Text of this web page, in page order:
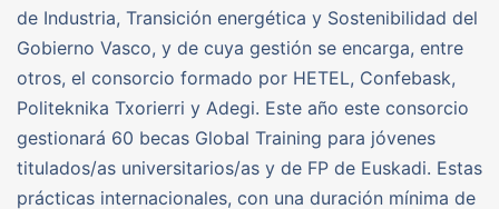
de Industria, Transición energética y Sostenibilidad del
Gobierno Vasco, y de cuya gestión se encarga, entre
otros, el consorcio formado por HETEL, Confebask,
Politeknika Txorierri y Adegi. Este año este consorcio
gestionará 60 becas Global Training para jóvenes
titulados/as universitarios/as y de FP de Euskadi. Estas
prácticas internacionales, con una duración mínima de